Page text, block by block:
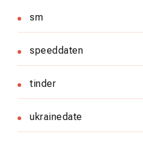
sm
speeddaten
tinder
ukrainedate